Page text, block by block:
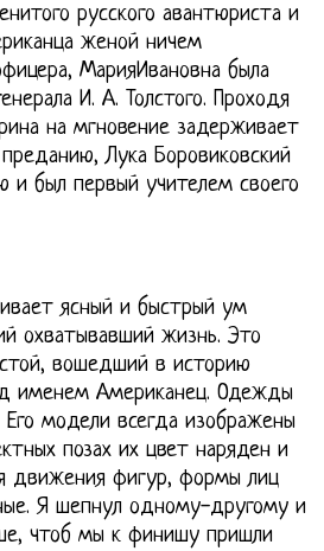
русского авантюриста и
женой ничем
МарияИвановна была
И. А. Толстого. Проходя
на мгновение задерживает
Лука Боровиковский
и был первый учителем своего
ясный и быстрый ум
охватывавший жизнь. Это
вошедший в историю
именем Американец. Одежды
модели всегда изображены
позах их цвет наряден и
движения фигур, формы лиц
Я шепнул одному-другому и
чтоб мы к финишу пришли